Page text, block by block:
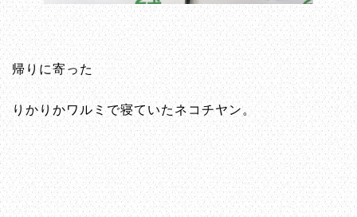
帰りに寄った
りかりかワルミで寝ていたネコチヤン。